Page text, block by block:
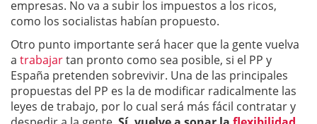
empresas. No va a subir los impuestos a los ricos,
como los socialistas habían propuesto.
Otro punto importante será hacer que la gente vuelva
a trabajartan pronto como sea posible, si el PP y
España pretenden sobrevivir. Una de las principales
propuestas del PP es la de modificar radicalmente las
leyes de trabajo, por lo cual será más fácil contratar y